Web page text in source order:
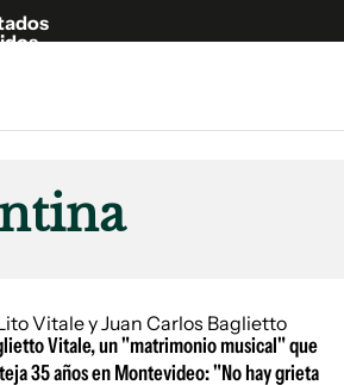
Vitale, un "matrimonio musical" que
35 años en Montevideo: "No hay grieta